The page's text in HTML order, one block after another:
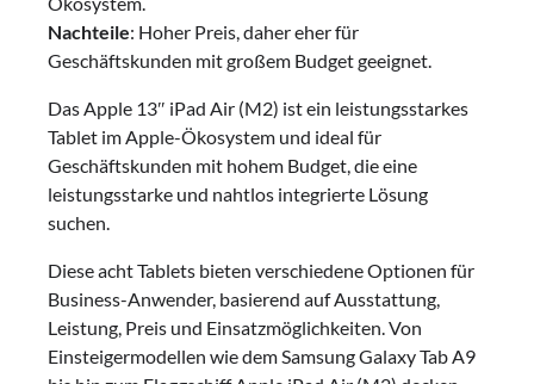
Nachteile: Hoher Preis, daher eher für
Geschäftskunden mit großem Budget geeignet.
Das Apple 13″ iPad Air (M2) ist ein leistungsstarkes
Tablet im Apple-Ökosystem und ideal für
Geschäftskunden mit hohem Budget, die eine
leistungsstarke und nahtlos integrierte Lösung
suchen.
Diese acht Tablets bieten verschiedene Optionen für
Business-Anwender, basierend auf Ausstattung,
Leistung, Preis und Einsatzmöglichkeiten. Von
Einsteigermodellen wie dem Samsung Galaxy Tab A9